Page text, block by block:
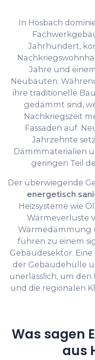
In Hösbach
Jahrhundert,
Jahre und
Neubauten.
ihre traditionelle
gedämmt sind,
Nachkriegszeit
Fassaden auf.
Jahrzehnte
Dämmmaterialien
geringen Teil
Der überwiegende
energetisch
Heizsysteme wie
Wärmeverluste
Wärmedämmung
führen zu einem
Gebäudesektor.
der Gebäudehülle
unerlässlich, um
und die regionalen
Was sagen
aus